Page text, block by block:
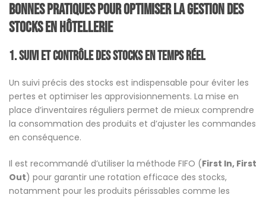
Bonnes pratiques pour optimiser la gestion des
stocks en hôtellerie
1. Suivi et contrôle des stocks en temps réel
Un suivi précis des stocks est indispensable pour éviter les
pertes et optimiser les approvisionnements. La mise en
place d’inventaires réguliers permet de mieux comprendre
la consommation des produits et d’ajuster les commandes
en conséquence.
Il est recommandé d’utiliser la méthode FIFO (First In, First
Out) pour garantir une rotation efficace des stocks,
notamment pour les produits périssables comme les